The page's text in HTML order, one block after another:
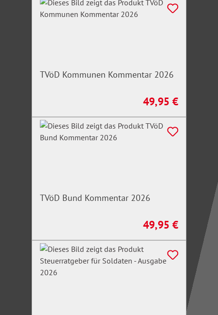
als App und als Desktop-Version verfügbar
TVöD Kommunen Kommentar 2026
Regulärer Preis:
49,95 €
TVöD Bund Kommentar 2026
Regulärer Preis:
49,95 €